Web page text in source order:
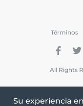
All Rights
Términos
Su experiencia